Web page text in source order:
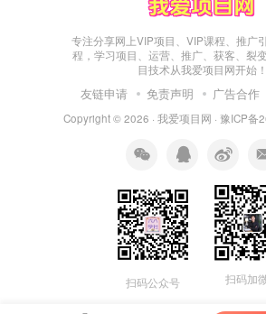
专注分享网上VIP项目、VIP课程、推广
程，学习项目、运营、推广、获客、裂
目技术从我爱项目网开始！
友链申请 免责声明 广告合作
Copyright © 2026 · 我爱项目网 · 豫ICP备
扫码公众号 扫码加